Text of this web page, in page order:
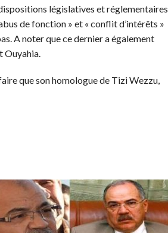
législatives et réglementaires
de fonction » et « conflit d’intérêts »
A noter que ce dernier a également
Ouyahia.
que son homologue de Tizi Wezzu,